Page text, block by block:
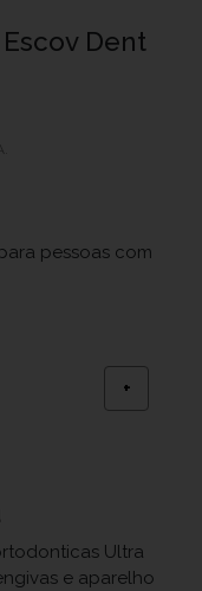
Dent
pessoas com
+
Ultra
e aparelho